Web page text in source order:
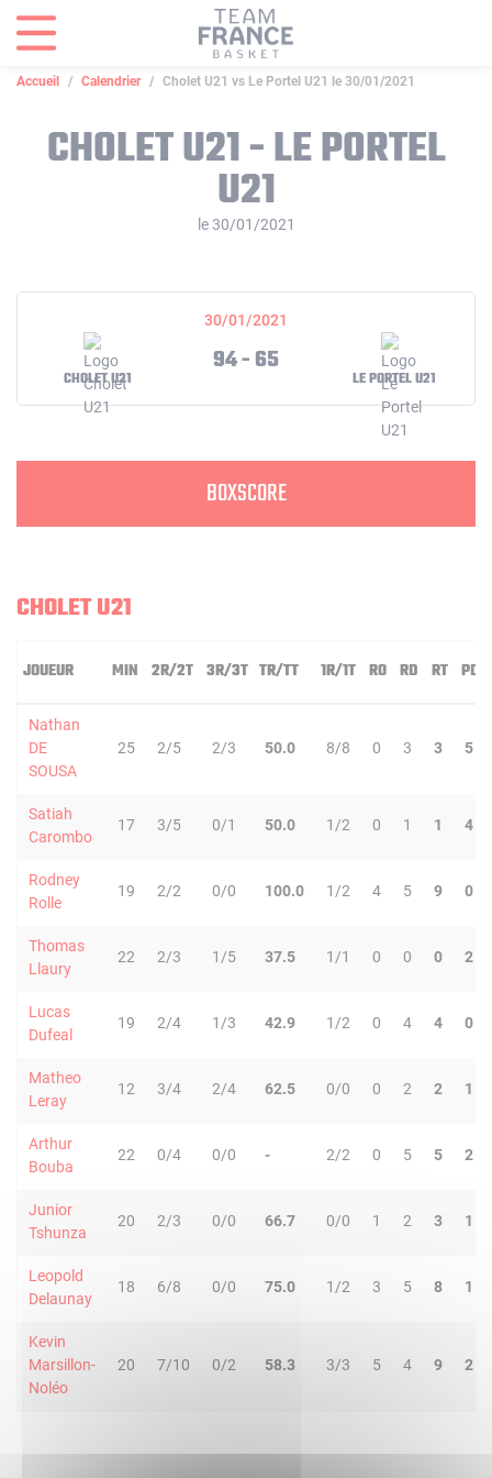
Accueil Calendrier Cholet U21 vs Le Portel U21 le 30/01/2021
CHOLET U21 - LE PORTEL
U21
le 30/01/2021
30/01/2021
CHOLET U21
94 - 65
LE PORTEL U21
BOXSCORE
CHOLET U21
JOUEUR MIN 2R/2T 3R/3T TR/TT 1R/1T RO RD RT PD
Nathan
DE
SOUSA
25 2/5 2/3 50.0 8/8 0 3 3 5
Satiah
Carombo
17 3/5 0/1 50.0 1/2 0 1 1 4
Rodney
Rolle
19 2/2 0/0 100.0 1/2 4 5 9 0
Thomas
Llaury
22 2/3 1/5 37.5 1/1 0 0 0 2
Lucas
Dufeal
19 2/4 1/3 42.9 1/2 0 4 4 0
Matheo
Leray
12 3/4 2/4 62.5 0/0 0 2 2 1
Arthur
Bouba
22 0/4 0/0 - 2/2 0 5 5 2
Junior
Tshunza
20 2/3 0/0 66.7 0/0 1 2 3 1
Leopold
Delaunay
18 6/8 0/0 75.0 1/2 3 5 8 1
Kevin
Marsillon-
Noléo
20 7/10 0/2 58.3 3/3 5 4 9 2
Panneau de gestion des cookies